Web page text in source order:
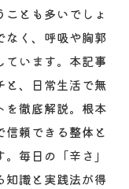
とも多いでしょ
なく、呼吸や胸郭
ています。本記事
と、日常生活で無
を徹底解説。根本
頼できる整体と
毎日の「辛さ」
知識と実践法が得